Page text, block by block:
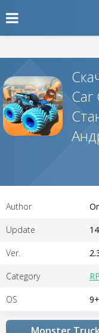
Car
Author
Update
Ver.
Category
OS 9+